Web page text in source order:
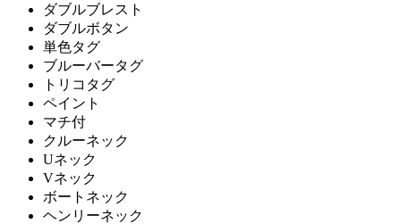
ダブルブレスト
ダブルボタン
単色タグ
ブルーバータグ
トリコタグ
ペイント
マチ付
クルーネック
Uネック
Vネック
ボートネック
ヘンリーネック